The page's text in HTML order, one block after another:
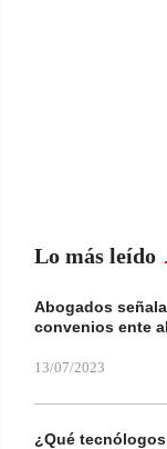
Lo más leído
Abogados
convenios ente
13/07/2023
¿Qué